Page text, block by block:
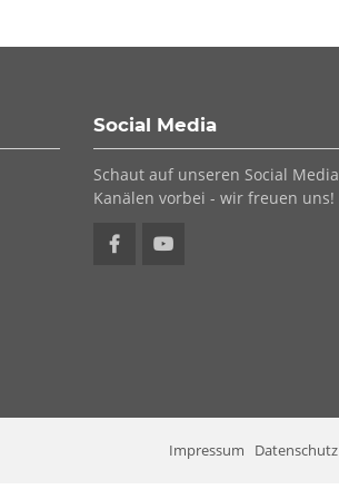
Social Media
Schaut auf unseren Social Media
Kanälen vorbei - wir freuen uns!
Impressum Datenschutz